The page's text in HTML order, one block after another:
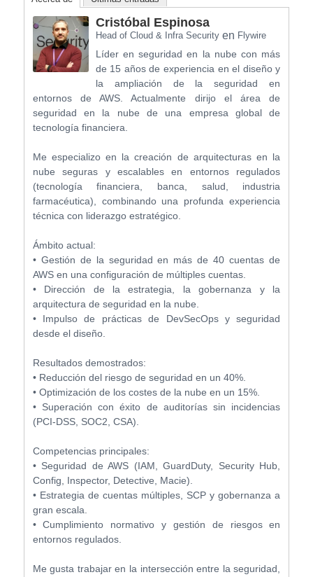
Cristóbal Espinosa
Head of Cloud & Infra Securityen Flywire
Líder en seguridad en la nube con más
de 15 años de experiencia en el diseño y
la ampliación de la seguridad en
entornos de AWS. Actualmente dirijo el área de
seguridad en la nube de una empresa global de
tecnología financiera.
Me especializo en la creación de arquitecturas en la
nube seguras y escalables en entornos regulados
(tecnología financiera, banca, salud, industria
farmacéutica), combinando una profunda experiencia
técnica con liderazgo estratégico.
Ámbito actual:
• Gestión de la seguridad en más de 40 cuentas de
AWS en una configuración de múltiples cuentas.
• Dirección de la estrategia, la gobernanza y la
arquitectura de seguridad en la nube.
• Impulso de prácticas de DevSecOps y seguridad
desde el diseño.
Resultados demostrados:
• Reducción del riesgo de seguridad en un 40%.
• Optimización de los costes de la nube en un 15%.
• Superación con éxito de auditorías sin incidencias
(PCI-DSS, SOC2, CSA).
Competencias principales:
• Seguridad de AWS (IAM, GuardDuty, Security Hub,
Config, Inspector, Detective, Macie).
• Estrategia de cuentas múltiples, SCP y gobernanza a
gran escala.
• Cumplimiento normativo y gestión de riesgos en
entornos regulados.
Me gusta trabajar en la intersección entre la seguridad,